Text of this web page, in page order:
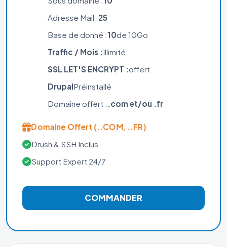
Adresse Mail :25
Base de donné :10de 10Go
Traffic / Mois :Illimité
SSL LET'S ENCRYPT :offert
DrupalPréinstallé
Domaine offert : .com et/ou .fr
Domaine Offert (..COM, ..FR)
Drush & SSH Inclus
Support Expert 24/7
COMMANDER